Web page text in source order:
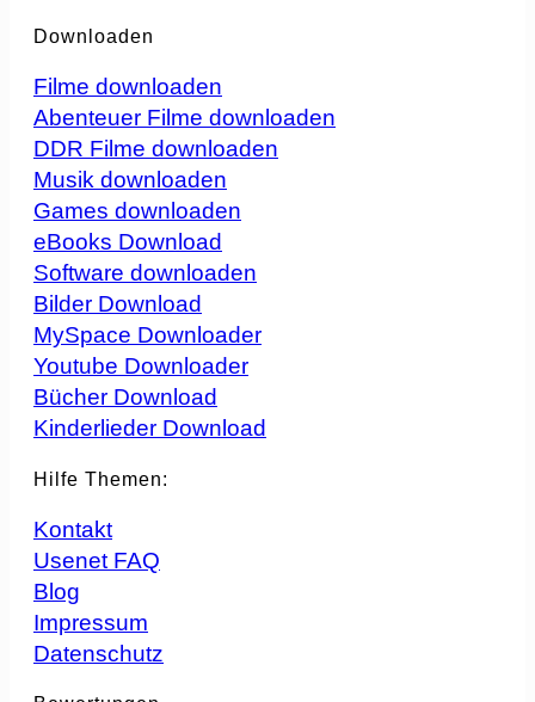
Downloaden
Filme downloaden
Abenteuer Filme downloaden
DDR Filme downloaden
Musik downloaden
Games downloaden
eBooks Download
Software downloaden
Bilder Download
MySpace Downloader
Youtube Downloader
Bücher Download
Kinderlieder Download
Hilfe Themen:
Kontakt
Usenet FAQ
Blog
Impressum
Datenschutz